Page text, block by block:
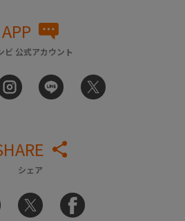
APP
ビ 公式アカウント
シェア